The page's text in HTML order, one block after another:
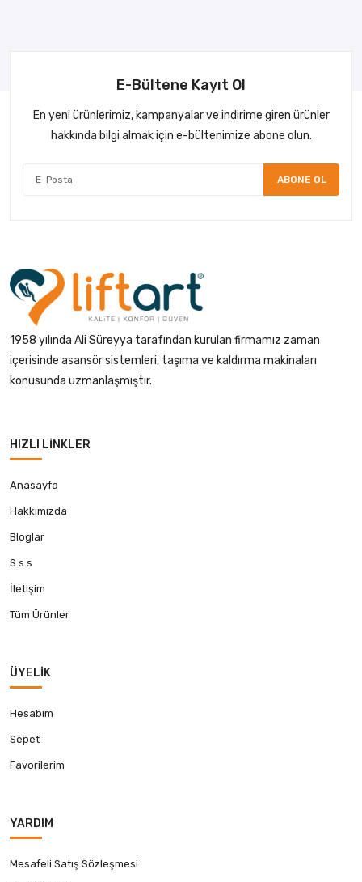
E-Bültene Kayıt Ol
En yeni ürünlerimiz, kampanyalar ve indirime giren ürünler
hakkında bilgi almak için e-bültenimize abone olun.
ABONE OL
1958 yılında Ali Süreyya tarafından kurulan firmamız zaman
içerisinde asansör sistemleri, taşıma ve kaldırma makinaları
konusunda uzmanlaşmıştır.
HIZLI LINKLER
Anasayfa
Hakkımızda
Bloglar
S.s.s
İletişim
Tüm Ürünler
ÜYELIK
Hesabım
Sepet
Favorilerim
YARDIM
Mesafeli Satış Sözleşmesi